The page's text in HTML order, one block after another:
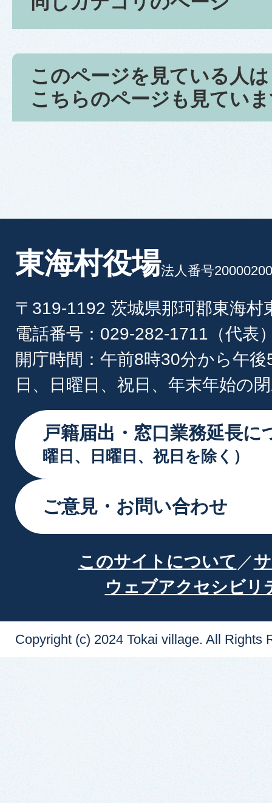
このページを見ている人は
こちらのページも見てい
東海村役場法人番号
〒319-1192 茨城県那珂郡東海村
電話番号：029-282-1711（代表
開庁時間：午前8時30分から午
日、日曜日、祝日、年末年始の
戸籍届出・窓口業務延長に
曜日、日曜日、祝日を除く）
ご意見・お問い合わせ
このサイトについて
ウェブアクセシビリ
Copyright (c) 2024 Tokai village. All Rights